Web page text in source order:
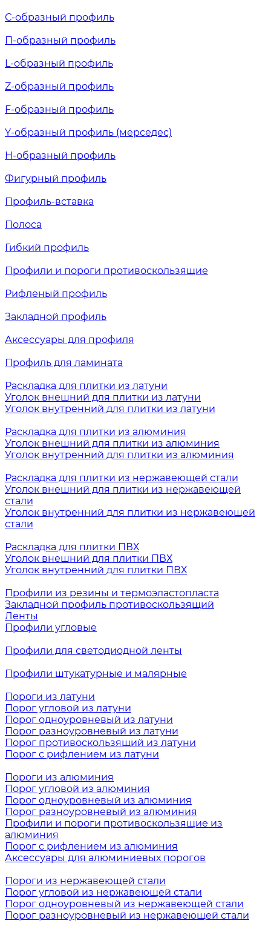
С-образный профиль
П-образный профиль
L-образный профиль
Z-образный профиль
F-образный профиль
Y-образный профиль (мерседес)
H-образный профиль
Фигурный профиль
Профиль-вставка
Полоса
Гибкий профиль
Профили и пороги противоскользящие
Рифленый профиль
Закладной профиль
Аксессуары для профиля
Профиль для ламината
Раскладка для плитки из латуни
Уголок внешний для плитки из латуни
Уголок внутренний для плитки из латуни
Раскладка для плитки из алюминия
Уголок внешний для плитки из алюминия
Уголок внутренний для плитки из алюминия
Раскладка для плитки из нержавеющей стали
Уголок внешний для плитки из нержавеющей
стали
Уголок внутренний для плитки из нержавеющей
стали
Раскладка для плитки ПВХ
Уголок внешний для плитки ПВХ
Уголок внутренний для плитки ПВХ
Профили из резины и термоэластопласта
Закладной профиль противоскользящий
Ленты
Профили угловые
Профили для светодиодной ленты
Профили штукатурные и малярные
Пороги из латуни
Порог угловой из латуни
Порог одноуровневый из латуни
Порог разноуровневый из латуни
Порог противоскользящий из латуни
Порог с рифлением из латуни
Пороги из алюминия
Порог угловой из алюминия
Порог одноуровневый из алюминия
Порог разноуровневый из алюминия
Профили и пороги противоскользящие из
алюминия
Порог с рифлением из алюминия
Аксессуары для алюминиевых порогов
Пороги из нержавеющей стали
Порог угловой из нержавеющей стали
Порог одноуровневый из нержавеющей стали
Порог разноуровневый из нержавеющей стали